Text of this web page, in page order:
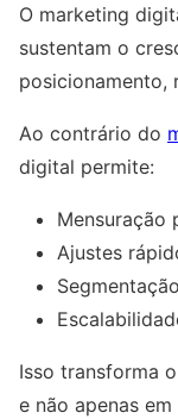
O marketing
sustentam o
posicionamento,
Ao contrário do
digital permite:
Mensuração
Ajustes
Isso transforma
e não apenas